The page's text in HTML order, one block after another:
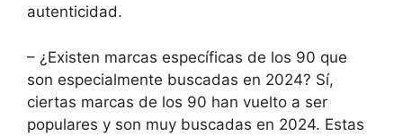
autenticidad.
– ¿Existen marcas específicas de los 90 que
son especialmente buscadas en 2024? Sí,
ciertas marcas de los 90 han vuelto a ser
populares y son muy buscadas en 2024. Estas